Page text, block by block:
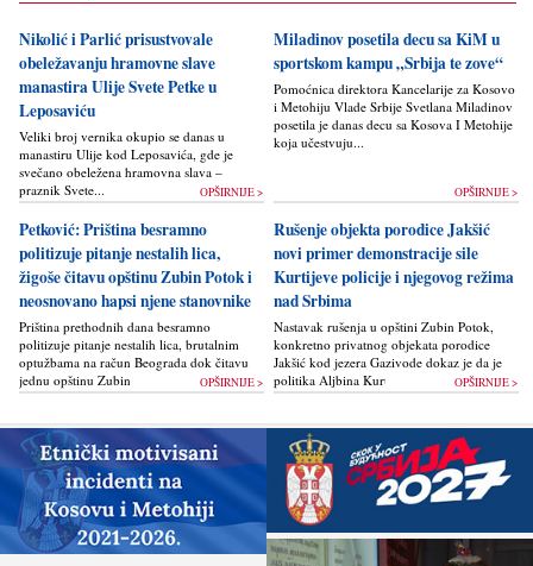
Nikolić i Parlić prisustvovale
obeležavanju hramovne slave
manastira Ulije Svete Petke u
Leposaviću
Veliki broj vernika okupio se danas u
manastiru Ulije kod Leposavića, gde je
svečano obeležena hramovna slava –
praznik Svete...
OPŠIRNIJE >
Miladinov posetila decu sa KiM u
sportskom kampu „Srbija te zove“
Pomoćnica direktora Kancelarije za Kosovo
i Metohiju Vlade Srbije Svetlana Miladinov
posetila je danas decu sa Kosova I Metohije
koja učestvuju...
OPŠIRNIJE >
Petković: Priština besramno
politizuje pitanje nestalih lica,
žigoše čitavu opštinu Zubin Potok i
neosnovano hapsi njene stanovnike
Priština prethodnih dana besramno
politizuje pitanje nestalih lica, brutalnim
optužbama na račun Beograda dok čitavu
jednu opštinu Zubin Potok žigoše...OPŠIRNIJE >
Rušenje objekta porodice Jakšić
novi primer demonstracije sile
Kurtijeve policije i njegovog režima
nad Srbima
Nastavak rušenja u opštini Zubin Potok,
konkretno privatnog objekata porodice
Jakšić kod jezera Gazivode dokaz je da je
politika Alјbina Kurtija...
OPŠIRNIJE >